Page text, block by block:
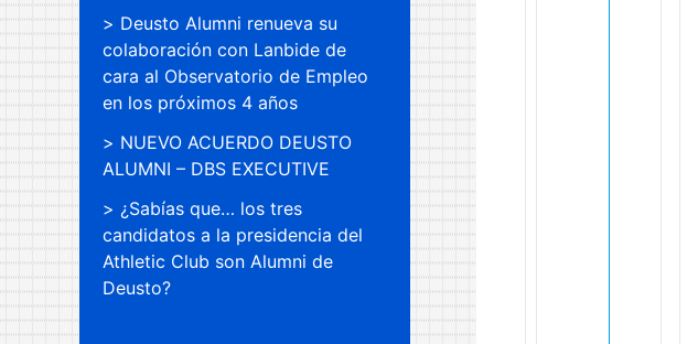
Deusto Alumni renueva su
colaboración con Lanbide de
cara al Observatorio de Empleo
en los próximos 4 años
NUEVO ACUERDO DEUSTO
ALUMNI – DBS EXECUTIVE
¿Sabías que… los tres
candidatos a la presidencia del
Athletic Club son Alumni de
Deusto?